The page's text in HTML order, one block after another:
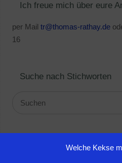
Welche Kekse
Ich freue mich über eure
per Mail tr@thomas-rathay.de
16
Suche nach Stichworten